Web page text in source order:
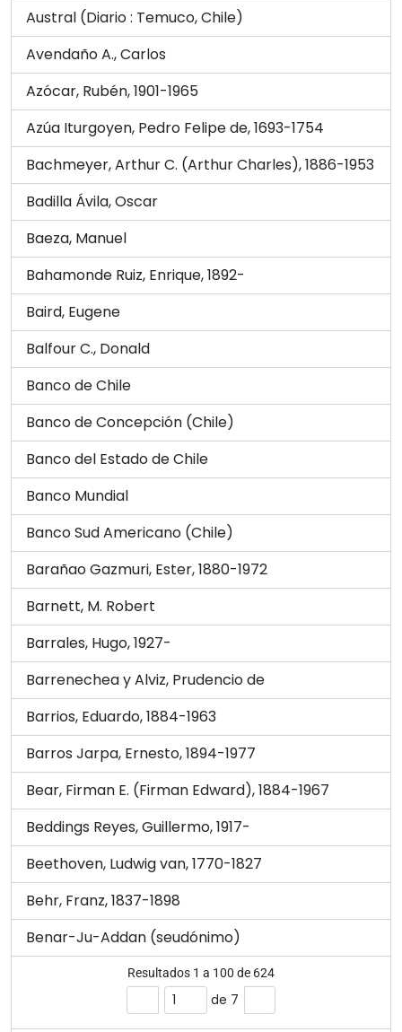
Austral (Diario : Temuco, Chile)
Avendaño A., Carlos
Azócar, Rubén, 1901-1965
Azúa Iturgoyen, Pedro Felipe de, 1693-1754
Bachmeyer, Arthur C. (Arthur Charles), 1886-1953
Badilla Ávila, Oscar
Baeza, Manuel
Bahamonde Ruiz, Enrique, 1892-
Baird, Eugene
Balfour C., Donald
Banco de Chile
Banco de Concepción (Chile)
Banco del Estado de Chile
Banco Mundial
Banco Sud Americano (Chile)
Barañao Gazmuri, Ester, 1880-1972
Barnett, M. Robert
Barrales, Hugo, 1927-
Barrenechea y Alviz, Prudencio de
Barrios, Eduardo, 1884-1963
Barros Jarpa, Ernesto, 1894-1977
Bear, Firman E. (Firman Edward), 1884-1967
Beddings Reyes, Guillermo, 1917-
Beethoven, Ludwig van, 1770-1827
Behr, Franz, 1837-1898
Benar-Ju-Addan (seudónimo)
Resultados 1 a 100 de 624
de 7